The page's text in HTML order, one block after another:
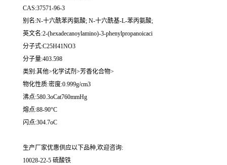
CAS:37571-96-3
别名:N-十六酰苯丙氨酸; N-十六酰基-L-苯丙氨酸;
英文名:2-(hexadecanoylamino)-3-phenylpropanoicaci
分子式:C25H41NO3
分子量:403.598
类别:其他>化学试剂>芳香化合物>
物化性质:密度:0.999g/cm3
沸点:580.3oCat760mmHg
熔点:88-90°C
闪点:304.7oC
生产厂家优惠供应以下品种,欢迎咨询:
10028-22-5 硫酸铁